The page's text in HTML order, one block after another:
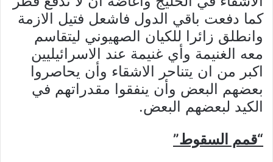
كما دفعت باقي الدول فاشعل فتيل الازمة
وانطلق زائرا للكيان الصهيوني ليتقاسم
معه الغنيمة وأي غنيمة عند الاسرائيليين
اكبر من ان يتناحر الاشقاء وأن يحاصروا
بعضهم البعض وأن ينفقوا مقدراتهم في
الكيد لبعضهم البعض.
“قمم السقوط”